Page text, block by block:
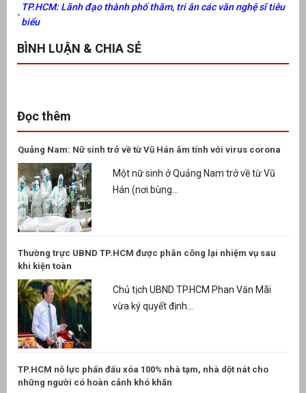
TP.HCM: Lãnh đạo thành phố thăm, tri ân các văn nghệ sĩ tiêu
biểu
BÌNH LUẬN & CHIA SẺ
Đọc thêm
Quảng Nam: Nữ sinh trở về từ Vũ Hán âm tính với virus corona
Một nữ sinh ở Quảng Nam trở về từ Vũ
Hán (nơi bùng...
Thường trực UBND TP.HCM được phân công lại nhiệm vụ sau
khi kiện toàn
Chủ tịch UBND TP.HCM Phan Văn Mãi
vừa ký quyết định...
TP.HCM nỗ lực phấn đấu xóa 100% nhà tạm, nhà dột nát cho
những người có hoàn cảnh khó khăn